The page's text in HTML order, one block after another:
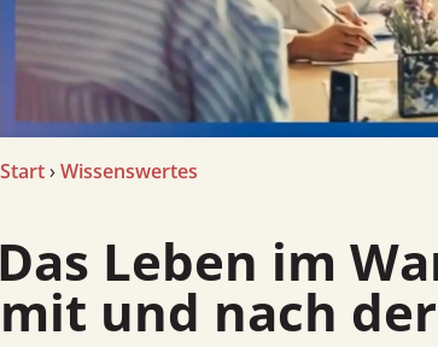
Start› Wissenswertes
– Wege finden
mit und nach